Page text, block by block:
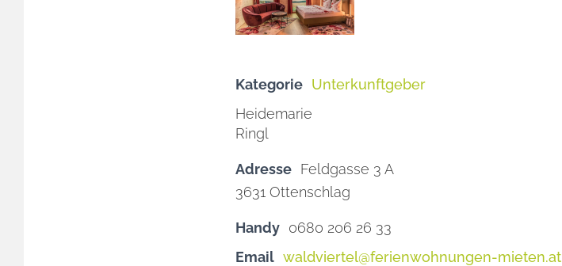
Kategorie Unterkunftgeber
Heidemarie
Ringl
Adresse Feldgasse 3 A
3631
Handy 0680 206 26 33
Email waldviertel@ferienwohnungen-mieten.at